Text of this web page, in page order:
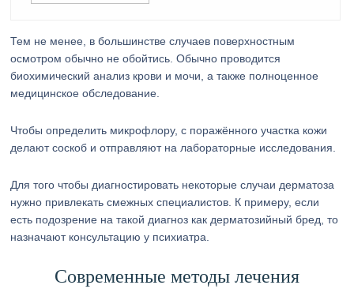
Тем не менее, в большинстве случаев поверхностным
осмотром обычно не обойтись. Обычно проводится
биохимический анализ крови и мочи, а также полноценное
медицинское обследование.
Чтобы определить микрофлору, с поражённого участка кожи
делают соскоб и отправляют на лабораторные исследования.
Для того чтобы диагностировать некоторые случаи дерматоза
нужно привлекать смежных специалистов. К примеру, если
есть подозрение на такой диагноз как дерматозийный бред, то
назначают консультацию у психиатра.
Современные методы лечения